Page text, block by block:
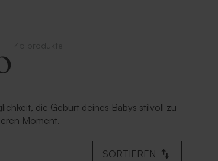
die Geburt deines Babys stilvoll zu
Moment.
SORTIEREN